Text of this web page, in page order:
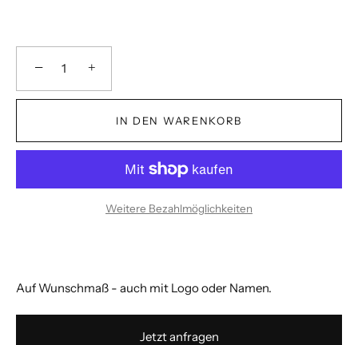
− +
IN DEN WARENKORB
Weitere Bezahlmöglichkeiten
Auf Wunschmaß - auch mit Logo oder Namen.
Jetzt anfragen